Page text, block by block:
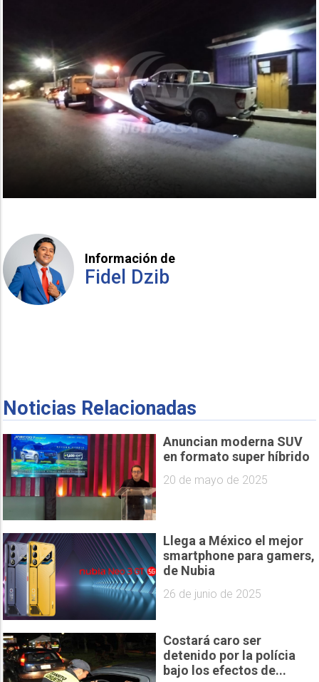
Información de
Fidel Dzib
Noticias Relacionadas
Anuncian moderna SUV
en formato super híbrido
20 de mayo de 2025
Llega a México el mejor
smartphone para gamers,
de Nubia
26 de junio de 2025
Costará caro ser
detenido por la polícia
bajo los efectos de...